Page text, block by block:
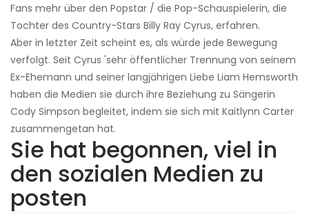
Fans mehr über den Popstar / die Pop-Schauspielerin, die
Tochter des Country-Stars Billy Ray Cyrus, erfahren.
Aber in letzter Zeit scheint es, als würde jede Bewegung
verfolgt. Seit Cyrus 'sehr öffentlicher Trennung von seinem
Ex-Ehemann und seiner langjährigen Liebe Liam Hemsworth
haben die Medien sie durch ihre Beziehung zu Sängerin
Cody Simpson begleitet, indem sie sich mit Kaitlynn Carter
zusammengetan hat.
Sie hat begonnen, viel in
den sozialen Medien zu
posten